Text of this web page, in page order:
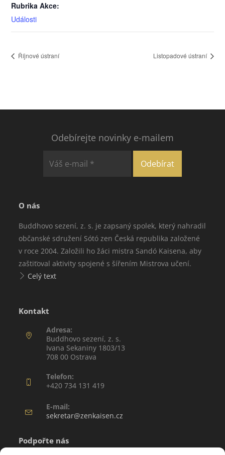
Rubrika Akce:
Události
Říjnové ústraní Listopadové ústraní
Odebírejte novinky e-mailem
O nás
Buddhovo sezení, z. s. je zapsaný spolek, který nahradil
občanské sdružení Sótó zen Česká republika založené
v roce 2004. Založili ho žáci mistra Sandó Kaisena, aby
zaštiťoval aktivity spojené s šířením Mistrova učení.
Celý text
Kontakt
Adresa:
Buddhovo sezení, z. s.
Ivana Sekaniny 1803/13
708 00 Ostrava
Telefon:
+420 734 131 419
E-mail:
sekretar@zenkaisen.cz
Podpořte nás